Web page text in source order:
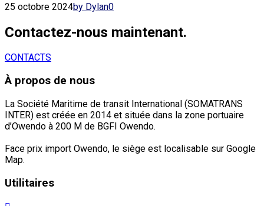
25 octobre 2024by Dylan0
Contactez-nous maintenant.
CONTACTS
À propos de nous
La Société Maritime de transit International (SOMATRANS
INTER) est créée en 2014 et située dans la zone portuaire
d’Owendo à 200 M de BGFI Owendo.
Face prix import Owendo, le siège est localisable sur Google
Map.
Utilitaires